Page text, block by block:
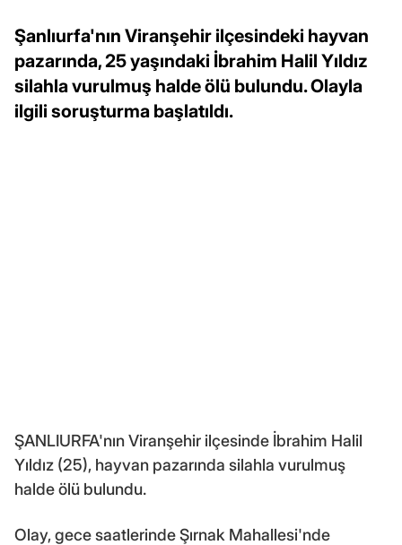
Şanlıurfa'nın Viranşehir ilçesindeki hayvan
pazarında, 25 yaşındaki İbrahim Halil Yıldız
silahla vurulmuş halde ölü bulundu. Olayla
ilgili soruşturma başlatıldı.
ŞANLIURFA'nın Viranşehir ilçesinde İbrahim Halil
Yıldız (25), hayvan pazarında silahla vurulmuş
halde ölü bulundu.
Olay, gece saatlerinde Şırnak Mahallesi'nde